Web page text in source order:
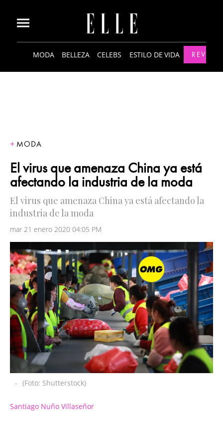
MODA BELLEZA CELEBS ESTILO DE VIDA
MODA
El virus que amenaza China ya está
afectando la industria de la moda
El virus que amenaza China ya está afectando la
industria de la moda
mar 21 enero 2020 04:05 PM
- (Foto: Shutterstock)
Santiago Nuño Villaseñor